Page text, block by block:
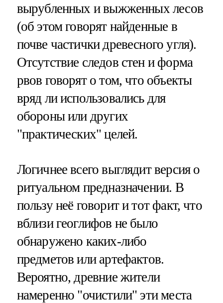
вырубленных и выжженных лесов
(об этом говорят найденные в
почве частички древесного угля).
Отсутствие следов стен и форма
рвов говорят о том, что объекты
вряд ли использовались для
обороны или других
"практических" целей.
Логичнее всего выглядит версия о
ритуальном предназначении. В
пользу неё говорит и тот факт, что
вблизи геоглифов не было
обнаружено каких-либо
предметов или артефактов.
Вероятно, древние жители
намеренно "очистили" эти места